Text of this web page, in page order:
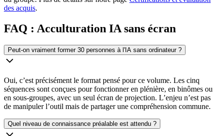
des acquis.
FAQ : Acculturation IA sans écran
Peut-on vraiment former 30 personnes à l'IA sans ordinateur ?
Oui, c’est précisément le format pensé pour ce volume. Les cinq
séquences sont conçues pour fonctionner en plénière, en binômes ou
en sous-groupes, avec un seul écran de projection. L’enjeu n’est pas
de manipuler l’outil mais de partager une compréhension commune.
Quel niveau de connaissance préalable est attendu ?